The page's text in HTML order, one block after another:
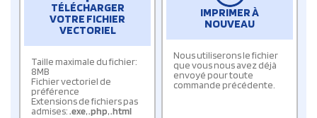
TÉLÉCHARGER
VOTRE FICHIER
VECTORIEL
Taille maximale du fichier:
8MB
Fichier vectoriel de
préférence
Extensions de fichiers pas
admises:.exe,.php,.html
IMPRIMER À
NOUVEAU
Nous utiliserons le fichier
que vous nous avez déjà
envoyé pour toute
commande précédente.